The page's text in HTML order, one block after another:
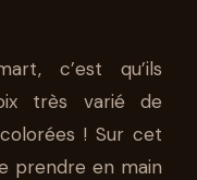
c’est qu’ils
très varié de
! Sur cet
prendre en main